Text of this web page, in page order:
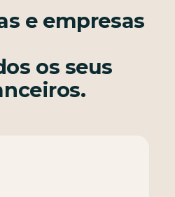
e empresas
os seus